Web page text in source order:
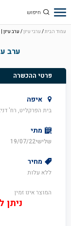
עמוד הבית/ ערבי עיון/ ערב עיון
ערב
פרטי ההכשרה
איפה
בית הפרקליט, רח' דניאל
מתי
שלישי19/07/22
מחיר
ללא עלות
המוצר אינו זמין